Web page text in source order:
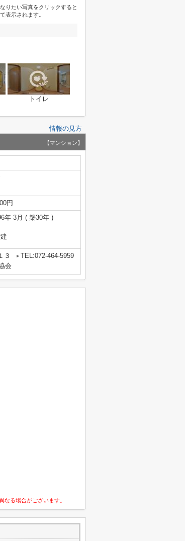
りたい写真をクリックすると
表示されます。
トイレ
情報の見方
【マンション】
円
年 3月 ( 築30年 )
３
TEL:072-464-5959
会
る場合がございます。